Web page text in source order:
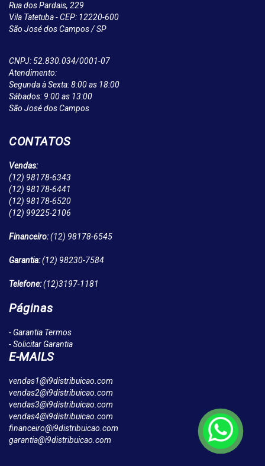
Rua dos Pardais, 229
Vila Tatetuba - CEP: 12220-600
São José dos Campos / SP
CNPJ: 52.830.034/0001-07
Atendimento:
Segunda à Sexta: 8:00 as 18:00
Sábados: 9:00 as 13:00
São José dos Campos
CONTATOS
Vendas:
(12) 98178-6343
(12) 98178-6441
(12) 98178-6520
(12) 99225-2106
Financeiro:(12) 98178-6545
Garantia:(12) 98230-7584
Telefone:(12)3197-1181
Páginas
- Garantia Termos
- Solicitar Garantia
E-MAILS
vendas1@i9distribuicao.com
vendas2@i9distribuicao.com
vendas3@i9distribuicao.com
vendas4@i9distribuicao.com
financeiro@i9distribuicao.com
garantia@i9distribuicao.com